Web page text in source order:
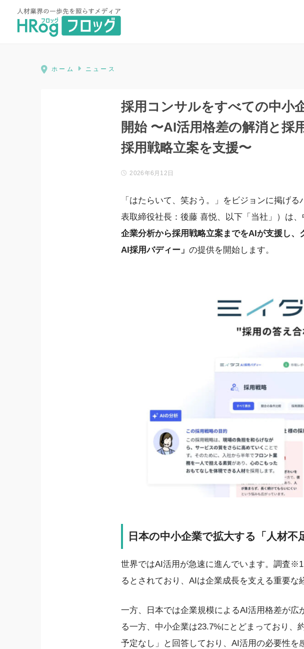
HRog | 人材業界の一歩先を照らすメディア
ホーム ニュース
採用コンサルをすべての中
開始 〜AI活用格差の解消と採
採用戦略立案を支援〜
2026年6月12日
「はたらいて、笑おう。」をビジョンに掲げ
表取締役社長：後藤 喜悦、以下「当社」）は
企業分析から採用戦略立案までをAIが支援し
AI採用バディー」 の提供を開始します。
日本の中小企業で拡大する「人材不
世界ではAI活用が急速に進んでいます。調査
るとされており、AIは企業成長を支える重要な
一方、日本では企業規模によるAI活用格差が
る一方、中小企業は23.7%にとどまっており、
予定なし」と回答しており、AI活用の必要性